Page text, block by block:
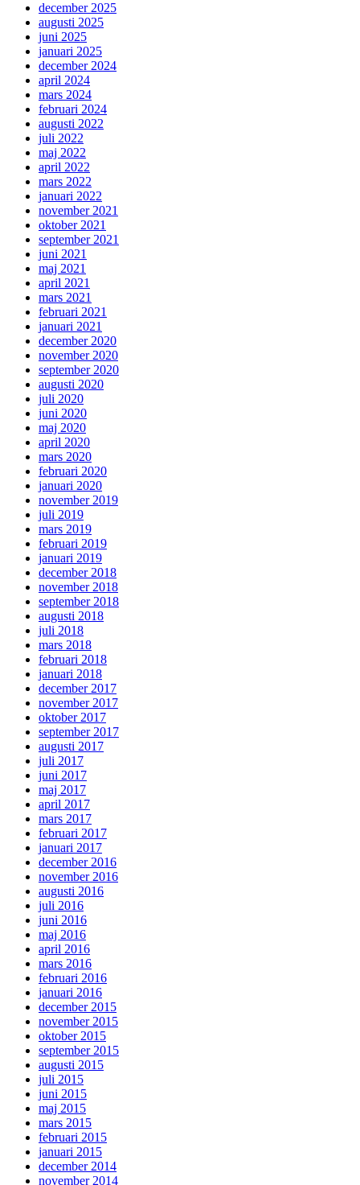
december 2025
augusti 2025
juni 2025
januari 2025
december 2024
april 2024
mars 2024
februari 2024
augusti 2022
juli 2022
maj 2022
april 2022
mars 2022
januari 2022
november 2021
oktober 2021
september 2021
juni 2021
maj 2021
april 2021
mars 2021
februari 2021
januari 2021
december 2020
november 2020
september 2020
augusti 2020
juli 2020
juni 2020
maj 2020
april 2020
mars 2020
februari 2020
januari 2020
november 2019
juli 2019
mars 2019
februari 2019
januari 2019
december 2018
november 2018
september 2018
augusti 2018
juli 2018
mars 2018
februari 2018
januari 2018
december 2017
november 2017
oktober 2017
september 2017
augusti 2017
juli 2017
juni 2017
maj 2017
april 2017
mars 2017
februari 2017
januari 2017
december 2016
november 2016
augusti 2016
juli 2016
juni 2016
maj 2016
april 2016
mars 2016
februari 2016
januari 2016
december 2015
november 2015
oktober 2015
september 2015
augusti 2015
juli 2015
juni 2015
maj 2015
mars 2015
februari 2015
januari 2015
december 2014
november 2014